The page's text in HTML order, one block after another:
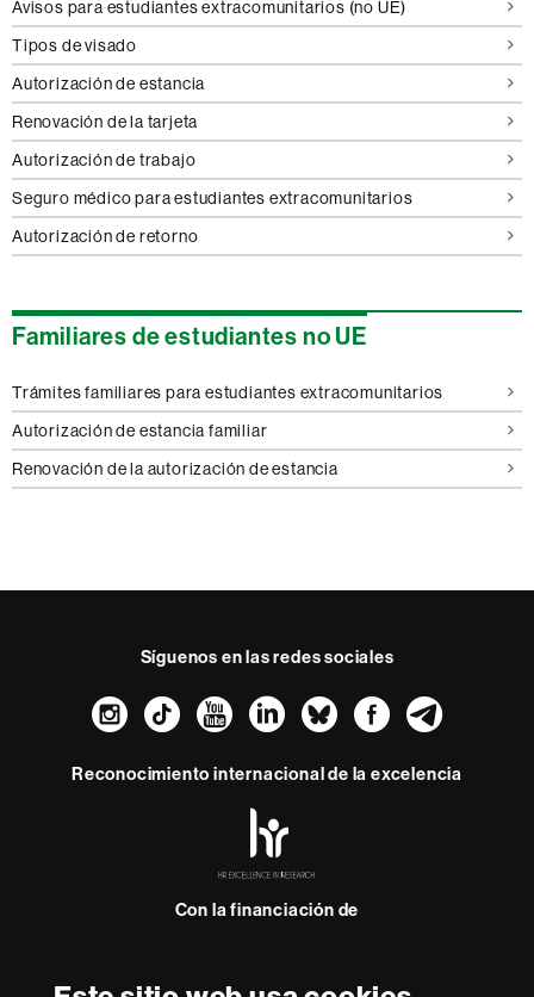
Avisos para estudiantes extracomunitarios (no UE)
Tipos de visado
Autorización de estancia
Renovación de la tarjeta
Autorización de trabajo
Seguro médico para estudiantes extracomunitarios
Autorización de retorno
Familiares de estudiantes no UE
Trámites familiares para estudiantes extracomunitarios
Autorización de estancia familiar
Renovación de la autorización de estancia
Síguenos en las redes sociales
Instagram
TikTokYouTube
LinkedIn
Bluesky
Reconocimiento internacional de la excelencia
-
Con la financiación de